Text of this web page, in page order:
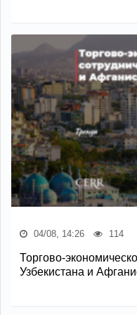
04/08, 14:26 114
Торгово-
Узбекистана и